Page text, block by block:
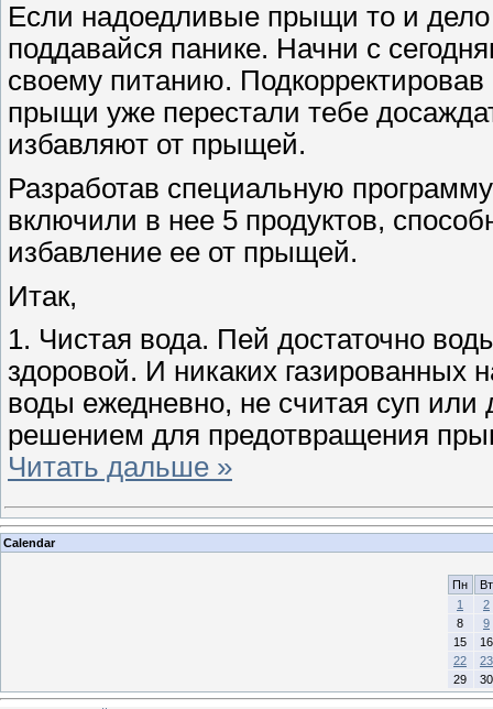
Если надоедливые прыщи то и дело
поддавайся панике. Начни с
своему питанию.
прыщи уже перестали тебе
избавляют от прыщей.
Разработав специальную
включили в нее 5 продуктов,
избавление ее от прыщей.
Итак,
1. Чистая вода. Пей достаточно
здоровой. И никаких газированных
воды ежедневно, не считая суп или
решением для предотвращения
Читать дальше »
Calendar
Пн
Вт
1
2
8
9
15
16
22
23
29
30